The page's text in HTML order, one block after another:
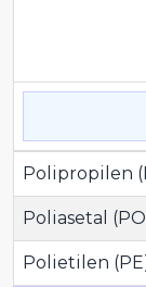
Polipropilen
Poliasetal
Polietilen